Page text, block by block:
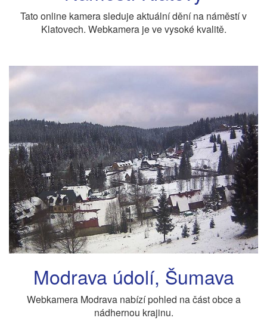
Tato online kamera sleduje aktuální dění na náměstí v
Klatovech. Webkamera je ve vysoké kvalitě.
Modrava údolí, Šumava
Webkamera Modrava nabízí pohled na část obce a
nádhernou krajinu.